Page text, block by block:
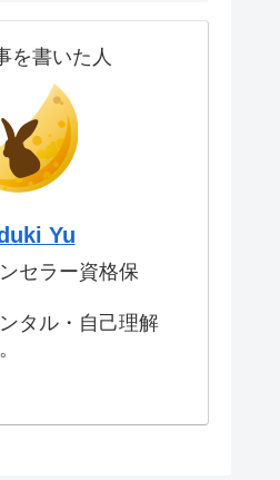
を書いた人
Yu
セラー資格保
タル・自己理解